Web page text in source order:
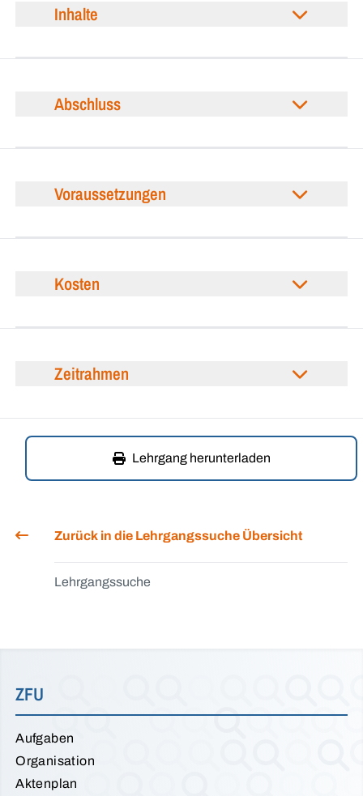
Inhalte
Abschluss
Voraussetzungen
Kosten
Zeitrahmen
Lehrgang herunterladen
Zurück in die Lehrgangssuche Übersicht
Lehrgangssuche
ZFU
Aufgaben
Organisation
Aktenplan